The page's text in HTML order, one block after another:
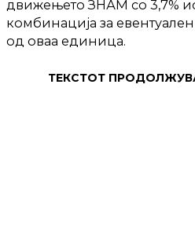
движењето ЗНАМ со 3,7%
комбинација за
од оваа единица.
ТЕКСТОТ